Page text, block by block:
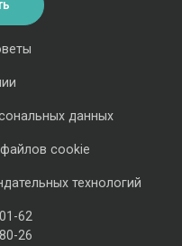
данных
cookie
технологий
62
26